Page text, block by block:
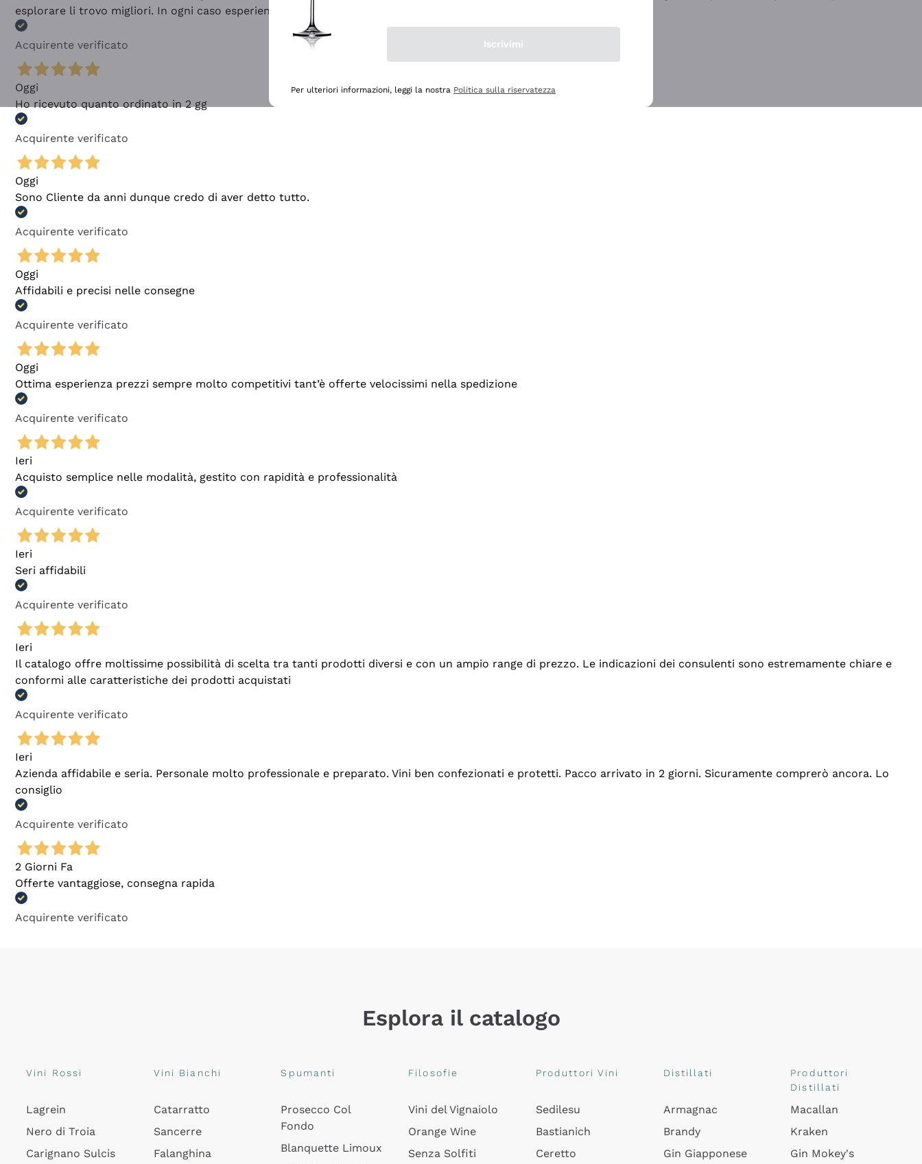
esplorare li trovo migliori. In ogni caso esperienza buona e lo consiglio! 👍
Acquirente verificato
Oggi
Ho ricevuto quanto ordinato in 2 gg
Acquirente verificato
Oggi
Sono Cliente da anni dunque credo di aver detto tutto.
Acquirente verificato
Oggi
Affidabili e precisi nelle consegne
Acquirente verificato
Oggi
Ottima esperienza prezzi sempre molto competitivi tant’è offerte velocissimi nella spedizione
Acquirente verificato
Ieri
Acquisto semplice nelle modalità, gestito con rapidità e professionalità
Acquirente verificato
Ieri
Seri affidabili
Acquirente verificato
Ieri
Il catalogo offre moltissime possibilità di scelta tra tanti prodotti diversi e con un ampio range di prezzo. Le indicazioni dei consulenti sono estremamente chiare e
conformi alle caratteristiche dei prodotti acquistati
Acquirente verificato
Ieri
Azienda affidabile e seria. Personale molto professionale e preparato. Vini ben confezionati e protetti. Pacco arrivato in 2 giorni. Sicuramente comprerò ancora. Lo
consiglio
Acquirente verificato
2 Giorni Fa
Offerte vantaggiose, consegna rapida
Acquirente verificato
Esplora il catalogo
Vini Rossi
Lagrein
Nero di Troia
Carignano Sulcis
Vini Bianchi
Catarratto
Sancerre
Falanghina
Spumanti
Prosecco Col
Fondo
Blanquette Limoux
Filosofie
Vini del Vignaiolo
Orange Wine
Senza Solfiti
Produttori Vini
Sedilesu
Bastianich
Ceretto
Distillati
Armagnac
Brandy
Gin Giapponese
Produttori
Distillati
Macallan
Kraken
Gin Mokey's
Iscrivimi
Per ulteriori informazioni, leggi la nostra Politica sulla riservatezza